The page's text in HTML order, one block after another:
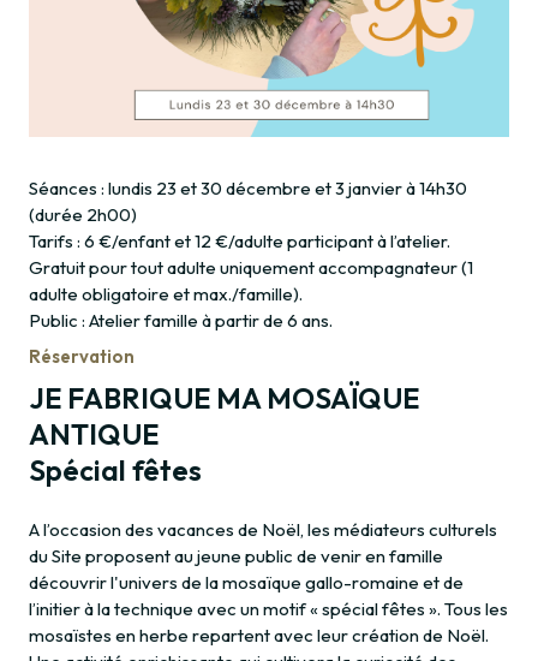
Séances : lundis 23 et 30 décembre et 3 janvier à 14h30
(durée 2h00)
Tarifs : 6 €/enfant et 12 €/adulte participant à l’atelier.
Gratuit pour tout adulte uniquement accompagnateur (1
adulte obligatoire et max./famille).
Public : Atelier famille à partir de 6 ans.
Réservation
JE FABRIQUE MA MOSAÏQUE
ANTIQUE
Spécial fêtes
A l’occasion des vacances de Noël, les médiateurs culturels
du Site proposent au jeune public de venir en famille
découvrir l'univers de la mosaïque gallo-romaine et de
l’initier à la technique avec un motif « spécial fêtes ». Tous les
mosaïstes en herbe repartent avec leur création de Noël.